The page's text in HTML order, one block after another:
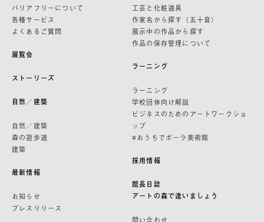
バリアフリーについて
各種サービス
よくあるご質問
展覧会
ストーリーズ
自然／建築
自然／建築
森の遊歩道
建築
最新情報
お知らせ
プレスリリース
工芸と化粧道具
作家名から探す（五十音）
展示中の作品から探す
作品の保存管理について
ラーニング
ラーニング
学校団体向け解説
ビジネスのためのアートワークショ
ップ
#おうちでポーラ美術館
採用情報
館長日誌
アートの森で逢いましょう
問い合わせ